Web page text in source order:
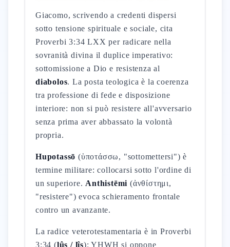
Giacomo, scrivendo a credenti dispersi
sotto tensione spirituale e sociale, cita
Proverbi 3:34 LXX per radicare nella
sovranità divina il duplice imperativo:
sottomissione a Dio e resistenza al
diabolos. La posta teologica è la coerenza
tra professione di fede e disposizione
interiore: non si può resistere all'avversario
senza prima aver abbassato la volontà
propria.
Hupotassō (ὑποτάσσω, "sottomettersi") è
termine militare: collocarsi sotto l'ordine di
un superiore. Anthistēmi (ἀνθίστημι,
"resistere") evoca schieramento frontale
contro un avanzante.
La radice veterotestamentaria è in Proverbi
3:34 (lûṣ / lîṣ): YHWH si oppone